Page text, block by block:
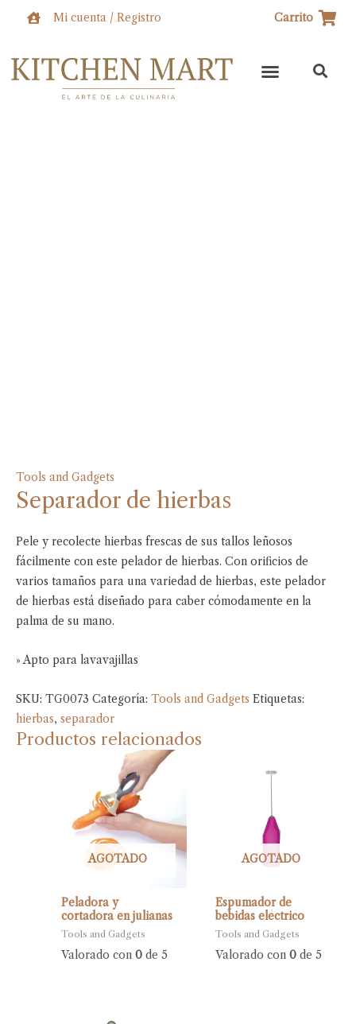
Mi cuenta / Registro Carrito
Tools and Gadgets
Separador de hierbas
Pele y recolecte hierbas frescas de sus tallos leñosos
fácilmente con este pelador de hierbas. Con orificios de
varios tamaños para una variedad de hierbas, este pelador
de hierbas está diseñado para caber cómodamente en la
palma de su mano.
» Apto para lavavajillas
SKU: TG0073 Categoría: Tools and Gadgets Etiquetas:
hierbas, separador
Productos relacionados
AGOTADO
Peladora y
cortadora en julianas
Tools and Gadgets
Valorado con0 de 5
AGOTADO
Espumador de
bebidas eléctrico
Tools and Gadgets
Valorado con 0de 5